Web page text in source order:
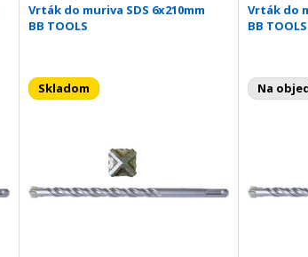
Vrták do muriva SDS 6x210mm
BB TOOLS
Skladom
Vrták do
BB TOOLS
Na